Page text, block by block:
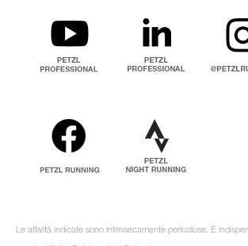
Le attività indicate sono intrinsecamente pericolose. È